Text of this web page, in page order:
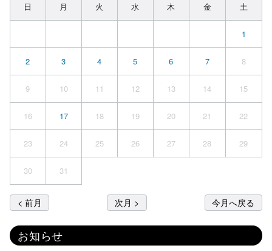
日 月 火 水 木 金 土
1
2 3 4 5 6 7 8
9 10 11 12 13 14 15
16 17 18 19 20 21 22
23 24 25 26 27 28 29
30 31
< 前月 次月 > 今月へ戻る
お知らせ